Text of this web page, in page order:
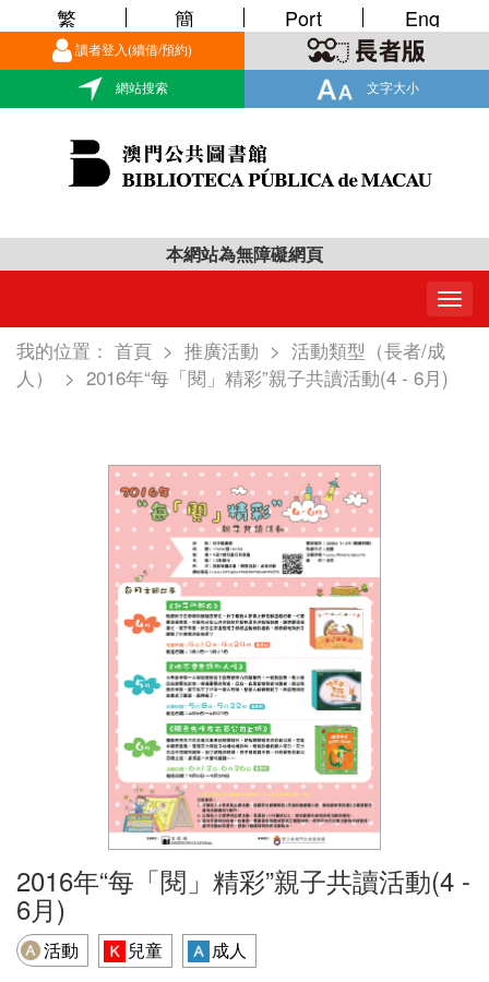
讀者登入(續借/預約)
網站搜索 文字大小
繁 簡 Port Eng
本網站為無障礙網頁
我的位置： 首頁 > 推廣活動 > 活動類型（長者/成
人）
> 2016年“每「閱」精彩”親子共讀活動(4 - 6月)
2016年“每「閱」精彩”親子共讀活動(4 -
6月)
活動 兒童
成人